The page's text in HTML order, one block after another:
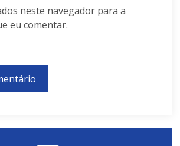
neste navegador para a
eu comentar.